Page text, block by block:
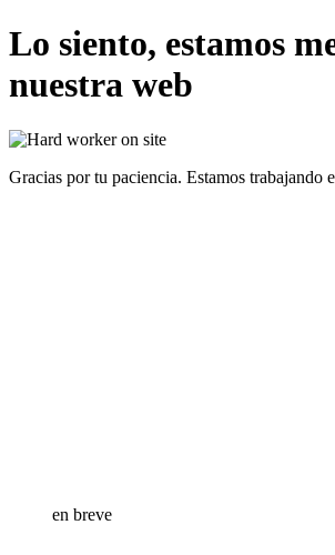
Lo siento, estamos
nuestra web
Gracias por tu paciencia. Estamos trabajando
en breve